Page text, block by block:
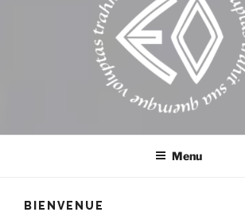
EROSONYX
Menu
BIENVENUE